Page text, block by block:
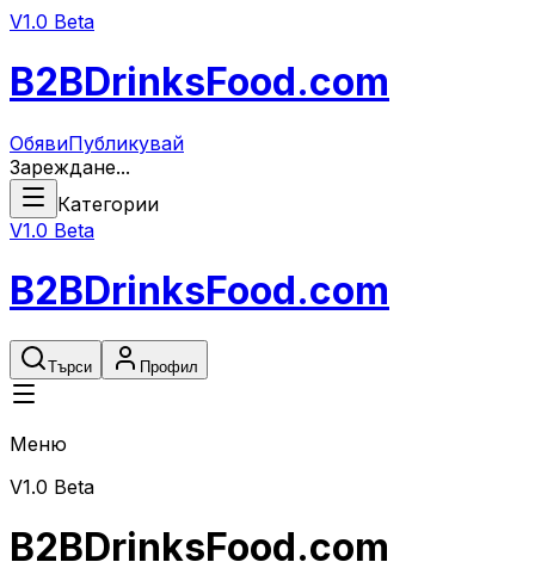
V1.0 Beta
B2BDrinksFood.com
ОбявиПубликувай
Зареждане...
Категории
V1.0 Beta
B2BDrinksFood.com
Търси Профил
Меню
V1.0 Beta
B2BDrinksFood.com